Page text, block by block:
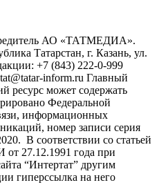
АО «ТАТМЕДИА».
Татарстан, г. Казань, ул.
+7 (843) 222-0-999
inform.ru Главный
ресурс может содержать
Федеральной
информационных
номер записи серия
В соответствии со статьей
от 27.12.1991 года при
“Интертат” другим
гиперссылка на него